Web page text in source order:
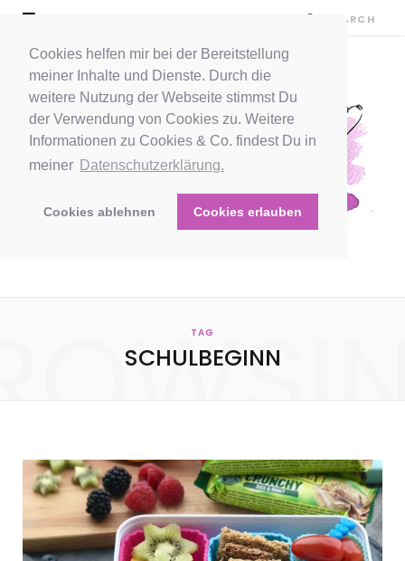
Cookies helfen mir bei der Bereitstellung
meiner Inhalte und Dienste. Durch die
weitere Nutzung der Webseite stimmst Du
der Verwendung von Cookies zu. Weitere
Informationen zu Cookies & Co. findest Du in
meiner Datenschutzerklärung.
Cookies ablehnen Cookies erlauben
TAG
SCHULBEGINN